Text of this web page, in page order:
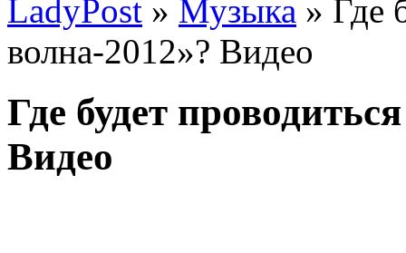
LadyPost » Музыка » Где
волна-2012»? Видео
Где будет
Видео